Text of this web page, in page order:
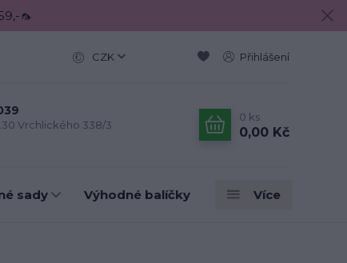
🦟
CZK Přihlášení
Vrchlického 338/3
0 ks
0,00 Kč
sady Výhodné balíčky Více